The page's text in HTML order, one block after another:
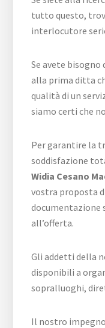
tutto questo,
interlocutore
Se avete
alla prima ditta
qualità di un
siamo certi che
Per garantire la
soddisfazione
Widia Cesano
vostra proposta
documentazione
all’offerta.
Gli addetti della
disponibili a
sopralluoghi,
Il nostro